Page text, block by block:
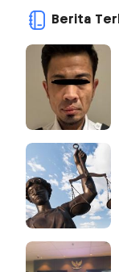
Berita